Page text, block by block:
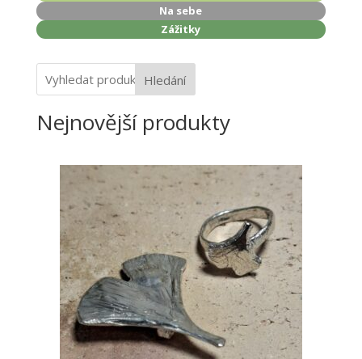
Na sebe
Zážitky
Hledání
Nejnovější produkty